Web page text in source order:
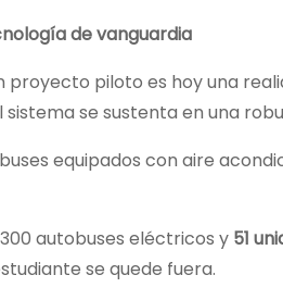
de vanguardia
proyecto piloto es hoy una
sistema se sustenta en una
equipados con aire
autobuses eléctricos y 51
se quede fuera.